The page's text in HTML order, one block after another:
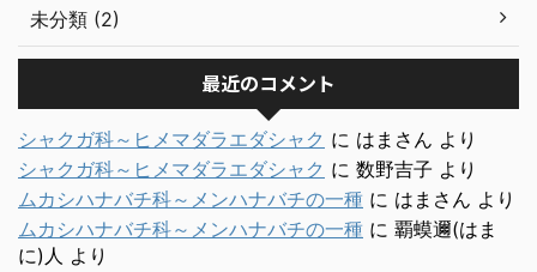
未分類 (2)
最近のコメント
シャクガ科～ヒメマダラエダシャク に はまさん より
シャクガ科～ヒメマダラエダシャク に 数野吉子 より
ムカシハナバチ科～メンハナバチの一種 に はまさん より
ムカシハナバチ科～メンハナバチの一種 に 覇蟆邇(はま
に)人 より